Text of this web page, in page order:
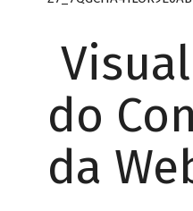
do
da